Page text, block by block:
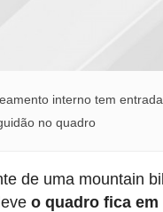
interno tem
no quadro
de uma mountain
o quadro fica em